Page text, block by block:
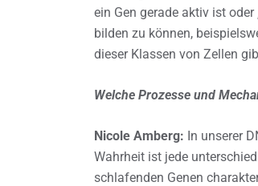
ein Gen gerade aktiv ist
bilden zu können,
dieser Klassen von Zellen
Welche Prozesse und
Nicole Amberg: In unserer
Wahrheit ist jede
schlafenden Genen